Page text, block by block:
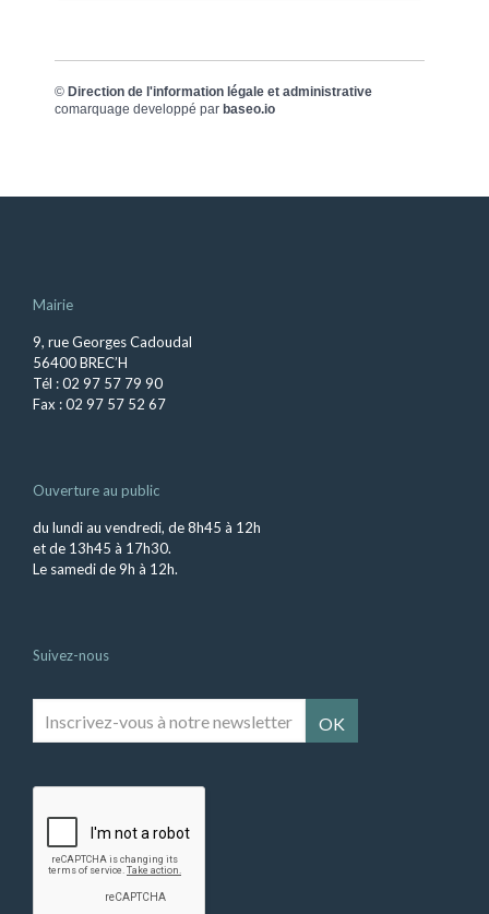
© Direction de l'information légale et administrative
comarquage developpé par baseo.io
Mairie
9, rue Georges Cadoudal
56400 BREC’H
Tél : 02 97 57 79 90
Fax : 02 97 57 52 67
Ouverture au public
du lundi au vendredi, de 8h45 à 12h
et de 13h45 à 17h30.
Le samedi de 9h à 12h.
Suivez-nous
vous
notre